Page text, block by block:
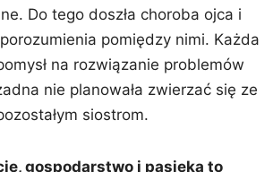
Do tego doszła choroba ojca i
pomiędzy nimi. Każda
na rozwiązanie problemów
nie planowała zwierzać się ze
siostrom.
gospodarstwo i pasieka to